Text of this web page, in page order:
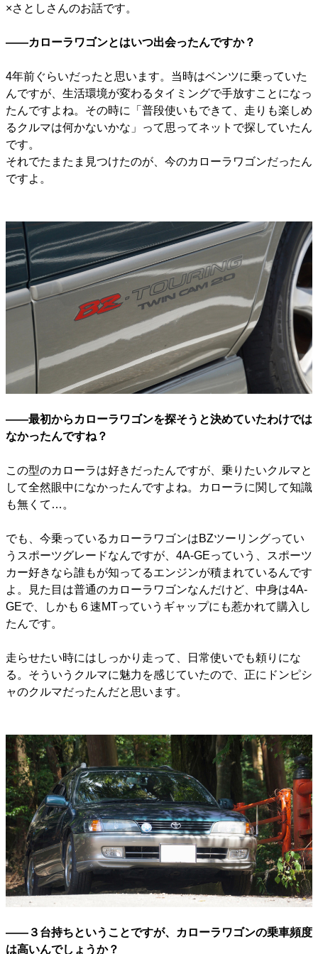
×さとしさんのお話です。
――カローラワゴンとはいつ出会ったんですか？
4年前ぐらいだったと思います。当時はベンツに乗っていた
んですが、生活環境が変わるタイミングで手放すことになっ
たんですよね。その時に「普段使いもできて、走りも楽しめ
るクルマは何かないかな」って思ってネットで探していたん
です。
それでたまたま見つけたのが、今のカローラワゴンだったん
ですよ。
――最初からカローラワゴンを探そうと決めていたわけでは
なかったんですね？
この型のカローラは好きだったんですが、乗りたいクルマと
して全然眼中になかったんですよね。カローラに関して知識
も無くて…。
でも、今乗っているカローラワゴンはBZツーリングってい
うスポーツグレードなんですが、4A-GEっていう、スポーツ
カー好きなら誰もが知ってるエンジンが積まれているんです
よ。見た目は普通のカローラワゴンなんだけど、中身は4A-
GEで、しかも６速MTっていうギャップにも惹かれて購入し
たんです。
走らせたい時にはしっかり走って、日常使いでも頼りにな
る。そういうクルマに魅力を感じていたので、正にドンピシ
ャのクルマだったんだと思います。
――３台持ちということですが、カローラワゴンの乗車頻度
は高いんでしょうか？